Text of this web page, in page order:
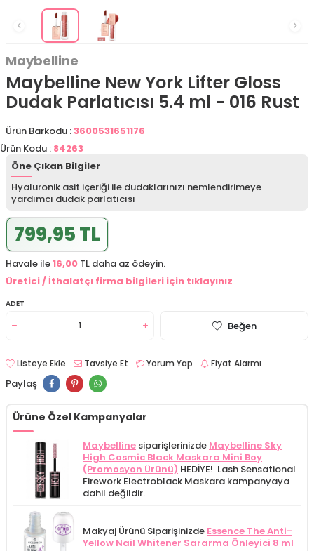
Maybelline
Maybelline New York Lifter Gloss
Dudak Parlatıcısı 5.4 ml - 016 Rust
Ürün Barkodu :3600531651176
Ürün Kodu : 84263
Öne Çıkan Bilgiler
Hyaluronik asit içeriği ile dudaklarınızı nemlendirimeye
yardımcı dudak parlatıcısı
799,95 TL
Havale ile16,00 TL daha az ödeyin.
Üretici / İthalatçı firma bilgileri için tıklayınız
ADET
Beğen
Listeye Ekle Tavsiye Et Yorum Yap Fiyat Alarmı
Paylaş
Ürüne Özel Kampanyalar
Maybelline siparişlerinizde Maybelline Sky
High Cosmic Black Maskara Mini Boy
(Promosyon Ürünü) HEDİYE! Lash Sensational
Firework Electroblack Maskara kampanyaya
dahil değildir.
Makyaj Ürünü Siparişinizde Essence The Anti-
Yellow Nail Whitener Sararma Önleyici 8 ml